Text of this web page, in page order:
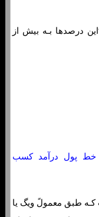
درصدها بـه بیش از
خط پول درآمد کسب
طبق معمولً ویگ یا